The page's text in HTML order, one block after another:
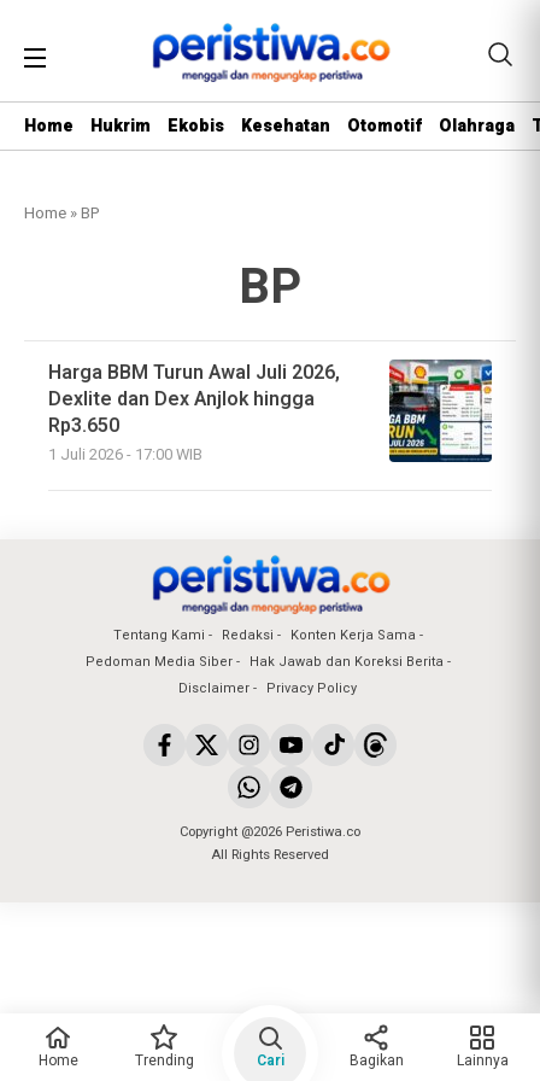
Home Hukrim Ekobis Kesehatan Otomotif Olahraga
Home »BP
BP
Harga BBM Turun Awal Juli 2026,
Dexlite dan Dex Anjlok hingga
Rp3.650
1 Juli 2026 - 17:00 WIB
Tentang Kami Redaksi
Konten Kerja Sama
Pedoman Media Siber
Hak Jawab dan Koreksi Berita
Disclaimer
Privacy Policy
Copyright @2026 Peristiwa.co
All Rights Reserved
Home Trending Cari Bagikan Lainnya